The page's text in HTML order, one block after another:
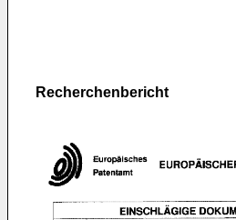
Recherchenbericht